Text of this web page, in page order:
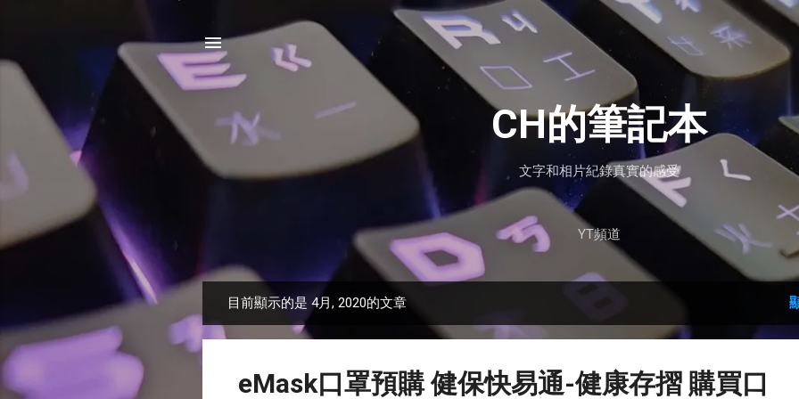
跳到主要內容
CH的筆記本
文字和相片紀錄真實的感受
YT頻道
表
目前顯示的是 4月, 2020的文章
eMask口罩預購 健保快易通-健康存摺 購買口